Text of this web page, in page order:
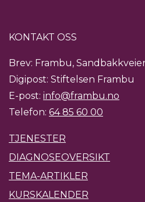
KONTAKT OSS
Brev: Frambu,
Digipost: Stiftelsen Frambu
E-post: info@frambu.no
Telefon: 64 85 60 00
TJENESTER
DIAGNOSEOVERSIKT
TEMA-ARTIKLER
KURSKALENDER